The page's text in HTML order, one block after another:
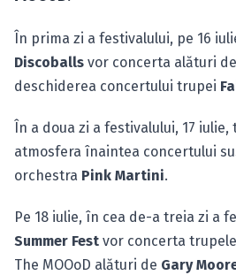
În prima zi a festivalului, pe 16
Discoballs vor concerta alături de
deschiderea concertului trupei
În a doua zi a festivalului, 17 iulie,
atmosfera înaintea concertului
orchestra Pink Martini.
Pe 18 iulie, în cea de-a treia zi a
Summer Fest vor concerta trupele
The MOOoD alături de Gary